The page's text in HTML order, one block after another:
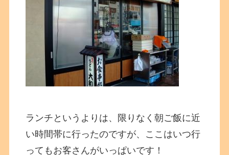
ランチというよりは、限りなく朝ご飯に近
い時間帯に行ったのですが、ここはいつ行
ってもお客さんがいっぱいです！